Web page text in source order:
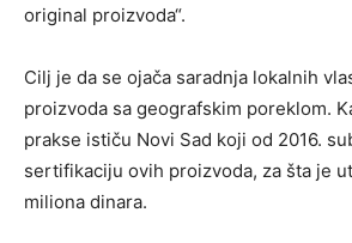
original proizvoda“.
Cilj je da se ojača saradnja lokalnih
proizvoda sa geografskim poreklom.
prakse ističu Novi Sad koji od 2016.
sertifikaciju ovih proizvoda, za šta je
miliona dinara.